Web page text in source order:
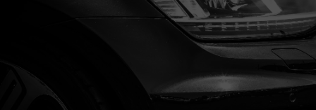
WAT ZIJN DE RISICO’S
VAN DOORRIJDEN MET
EEN KAPOTTE MOTOR?